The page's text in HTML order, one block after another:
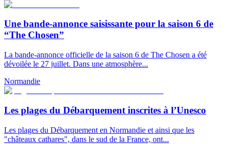
Une bande-annonce saisissante pour la saison 6 de
“The Chosen”
La bande-annonce officielle de la saison 6 de The Chosen a été
dévoilée le 27 juillet. Dans une atmosphère...
Normandie
Les plages du Débarquement inscrites à l’Unesco
Les plages du Débarquement en Normandie et ainsi que les
"châteaux cathares", dans le sud de la France, ont...